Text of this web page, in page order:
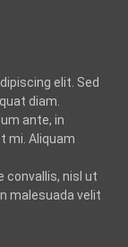
elit. Sed
diam.
ante, in
mi. Aliquam
convallis, nisl ut
malesuada velit